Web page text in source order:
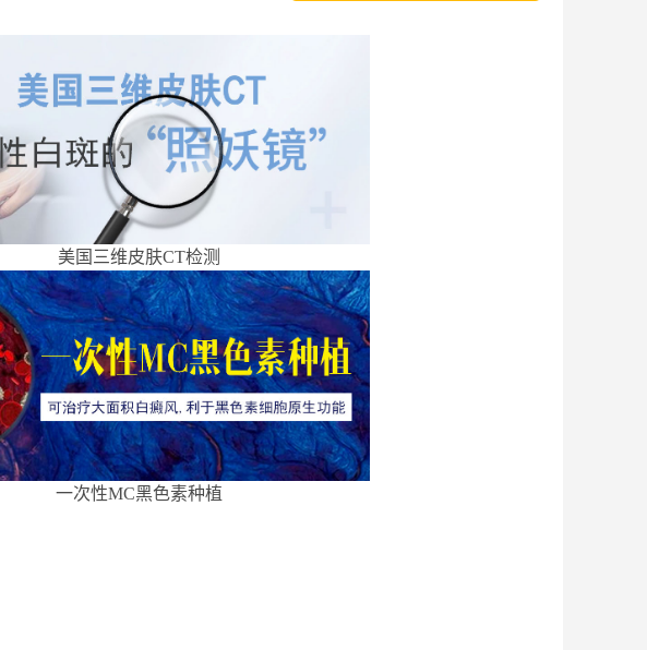
美国三维皮肤CT检测
一次性MC黑色素种植